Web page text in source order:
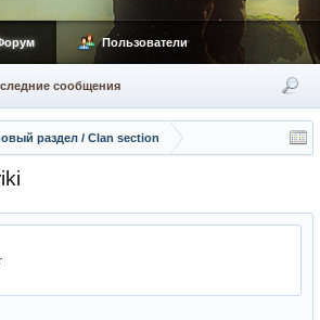
раздел / Сlan section
сообщения
Пользователи